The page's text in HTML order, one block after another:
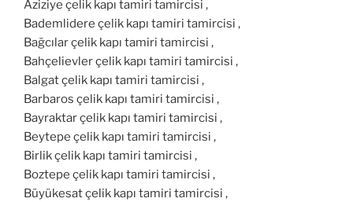
Aziziye çelik kapı tamiri tamircisi ,
Bademlidere çelik kapı tamiri tamircisi ,
Bağcılar çelik kapı tamiri tamircisi ,
Bahçelievler çelik kapı tamiri tamircisi ,
Balgat çelik kapı tamiri tamircisi ,
Barbaros çelik kapı tamiri tamircisi ,
Bayraktar çelik kapı tamiri tamircisi ,
Beytepe çelik kapı tamiri tamircisi ,
Birlik çelik kapı tamiri tamircisi ,
Boztepe çelik kapı tamiri tamircisi ,
Büyükesat çelik kapı tamiri tamircisi ,